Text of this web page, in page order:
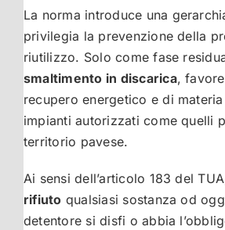
La norma introduce una
privilegia la prevenzione della
riutilizzo. Solo come fase
smaltimento in discarica,
recupero energetico e di
impianti autorizzati come quelli
territorio pavese.
Ai sensi dell’articolo 183 del
rifiuto qualsiasi sostanza od
detentore si disfi o abbia